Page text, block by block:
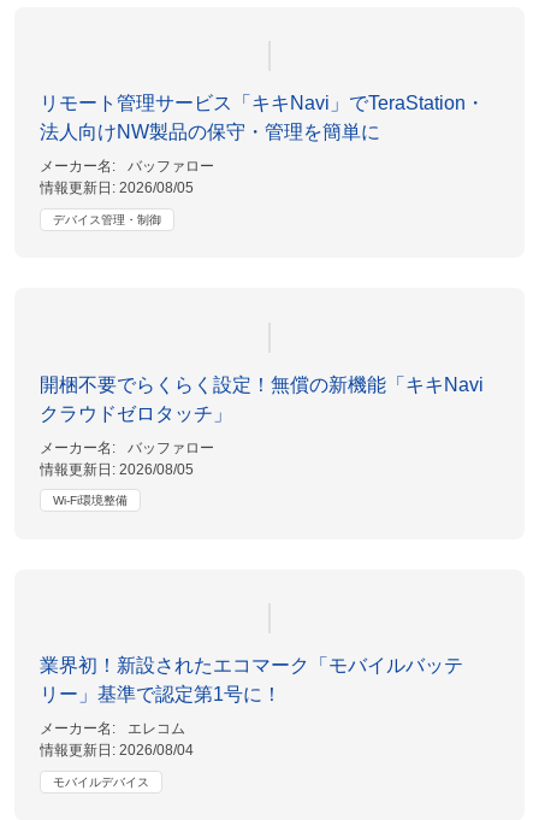
リモート管理サービス「キキNavi」でTeraStation・
法人向けNW製品の保守・管理を簡単に
メーカー名:
バッファロー
情報更新日:2026/08/05
デバイス管理・制御
開梱不要でらくらく設定！無償の新機能「キキNavi
クラウドゼロタッチ」
メーカー名:
バッファロー
情報更新日:2026/08/05
Wi-Fi環境整備
業界初！新設されたエコマーク「モバイルバッテ
リー」基準で認定第1号に！
メーカー名:
エレコム
情報更新日:2026/08/04
モバイルデバイス